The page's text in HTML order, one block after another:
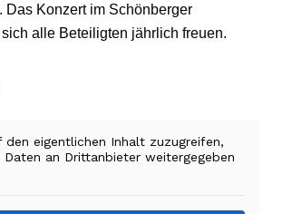
Das Konzert im Schönberger
alle Beteiligten jährlich freuen.
den eigentlichen Inhalt zuzugreifen,
an Drittanbieter weitergegeben